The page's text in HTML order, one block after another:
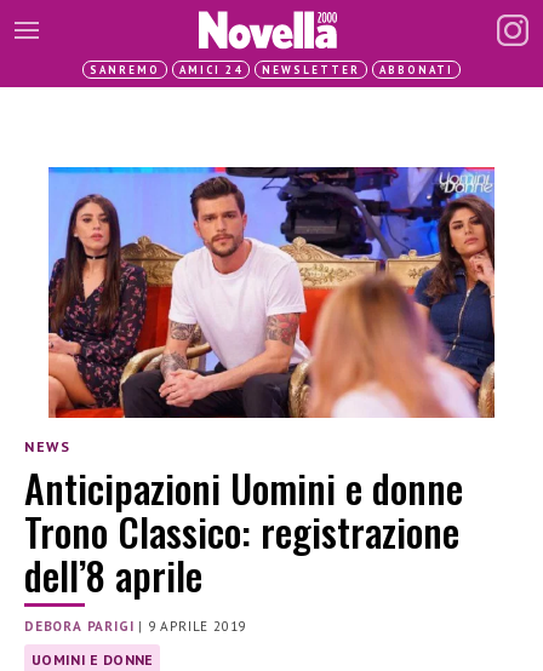
SANREMO AMICI 24 NEWSLETTER ABBONATI
NEWS
Anticipazioni Uomini e donne
Trono Classico: registrazione
dell’8 aprile
DEBORA PARIGI | 9 APRILE 2019
UOMINI E DONNE